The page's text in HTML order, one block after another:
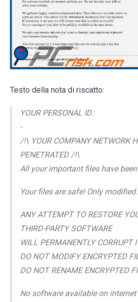
Testo della nota di riscatto:
YOUR PERSONAL ID:
-
/!\ YOUR COMPANY NETWORK
PENETRATED /!\
All your important files have
Your files are safe! Only
ANY ATTEMPT TO RESTORE
THIRD-PARTY SOFTWARE
WILL PERMANENTLY CORRUPT
DO NOT MODIFY ENCRYPTED
DO NOT RENAME ENCRYPTED
No software available on internet